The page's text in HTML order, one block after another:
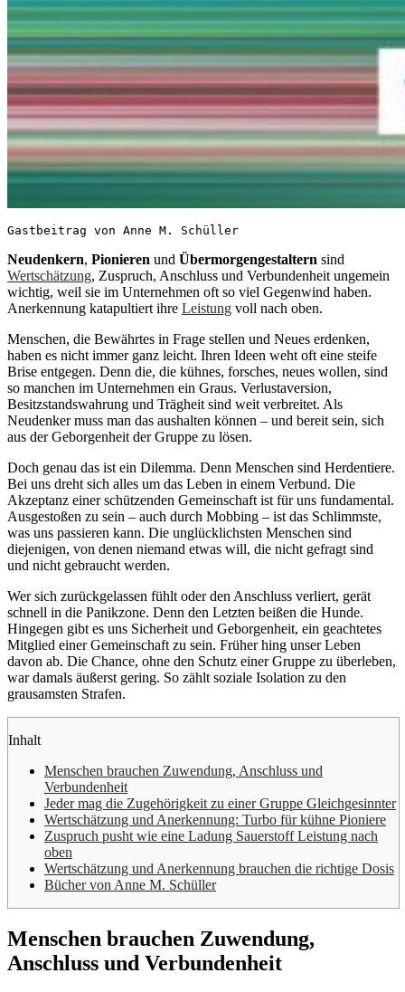
Gastbeitrag von Anne M. Schüller
Neudenkern, Pionieren und Übermorgengestaltern sind
Wertschätzung, Zuspruch, Anschluss und Verbundenheit ungemein
wichtig, weil sie im Unternehmen oft so viel Gegenwind haben.
Anerkennung katapultiert ihre Leistung voll nach oben.
Menschen, die Bewährtes in Frage stellen und Neues erdenken,
haben es nicht immer ganz leicht. Ihren Ideen weht oft eine steife
Brise entgegen. Denn die, die kühnes, forsches, neues wollen, sind
so manchen im Unternehmen ein Graus. Verlustaversion,
Besitzstandswahrung und Trägheit sind weit verbreitet. Als
Neudenker muss man das aushalten können – und bereit sein, sich
aus der Geborgenheit der Gruppe zu lösen.
Doch genau das ist ein Dilemma. Denn Menschen sind Herdentiere.
Bei uns dreht sich alles um das Leben in einem Verbund. Die
Akzeptanz einer schützenden Gemeinschaft ist für uns fundamental.
Ausgestoßen zu sein – auch durch Mobbing – ist das Schlimmste,
was uns passieren kann. Die unglücklichsten Menschen sind
diejenigen, von denen niemand etwas will, die nicht gefragt sind
und nicht gebraucht werden.
Wer sich zurückgelassen fühlt oder den Anschluss verliert, gerät
schnell in die Panikzone. Denn den Letzten beißen die Hunde.
Hingegen gibt es uns Sicherheit und Geborgenheit, ein geachtetes
Mitglied einer Gemeinschaft zu sein. Früher hing unser Leben
davon ab. Die Chance, ohne den Schutz einer Gruppe zu überleben,
war damals äußerst gering. So zählt soziale Isolation zu den
grausamsten Strafen.
Inhalt
Menschen brauchen Zuwendung, Anschluss und
Verbundenheit
Jeder mag die Zugehörigkeit zu einer Gruppe Gleichgesinnter
Wertschätzung und Anerkennung: Turbo für kühne Pioniere
Zuspruch pusht wie eine Ladung Sauerstoff Leistung nach
oben
Wertschätzung und Anerkennung brauchen die richtige Dosis
Bücher von Anne M. Schüller
Menschen brauchen Zuwendung,
Anschluss und Verbundenheit